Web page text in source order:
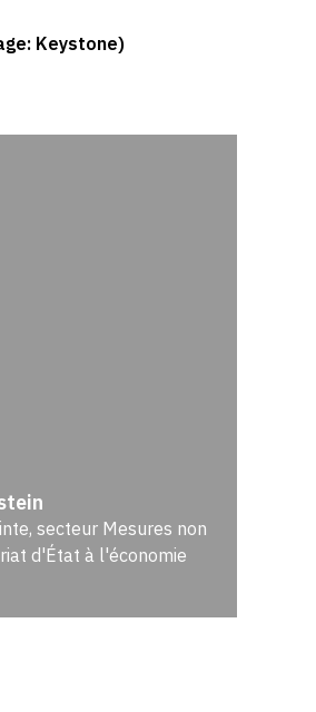
Keystone)
secteur Mesures non
d'État à l'économie